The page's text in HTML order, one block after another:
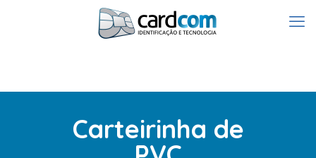
Carteirinha de